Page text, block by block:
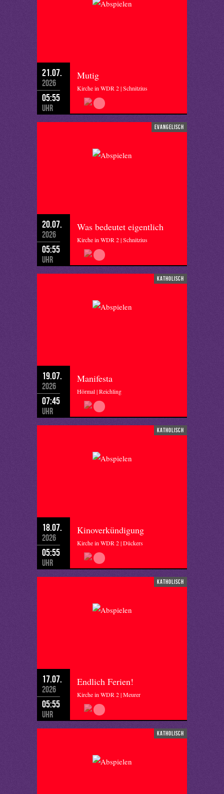
21.07.
2026
05:55
Uhr
Mutig
Kirche in WDR 2 | Schnitzius
evangelisch
20.07.
2026
05:55
Uhr
Was bedeutet eigentlich
Kirche in WDR 2 | Schnitzius
katholisch
19.07.
2026
07:45
Uhr
Manifesta
Hörmal | Reichling
katholisch
18.07.
2026
05:55
Uhr
Kinoverkündigung
Kirche in WDR 2 | Dückers
katholisch
17.07.
2026
05:55
Uhr
Endlich Ferien!
Kirche in WDR 2 | Meurer
katholisch